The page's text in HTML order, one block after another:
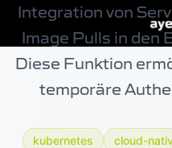
Integration von
Image Pulls in den
Diese Funktion
temporäre
kubernetes cloud-